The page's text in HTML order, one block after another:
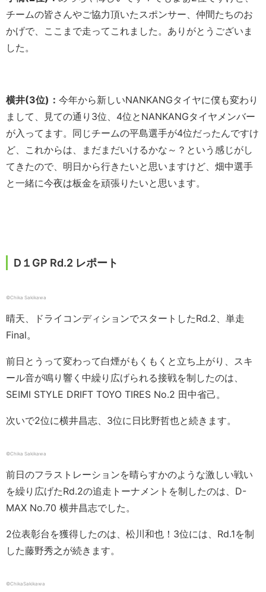
チームの皆さんやご協力頂いたスポンサー、仲間たちのお
かげで、ここまで走ってこれました。ありがとうございま
した。
横井(3位)： 今年から新しいNANKANGタイヤに僕も変わり
まして、見ての通り3位、4位とNANKANGタイヤメンバー
が入ってます。同じチームの平島選手が4位だったんですけ
ど、これからは、まだまだいけるかな～？という感じがし
てきたので、明日から行きたいと思いますけど、畑中選手
と一緒に今夜は板金を頑張りたいと思います。
D１GP Rd.2 レポート
©Chika Sakikawa
晴天、ドライコンディションでスタートしたRd.2、単走
Final。
前日とうって変わって白煙がもくもくと立ち上がり、スキ
ール音が鳴り響く中繰り広げられる接戦を制したのは、
SEIMI STYLE DRIFT TOYO TIRES No.2 田中省己。
次いで2位に横井昌志、3位に日比野哲也と続きます。
©Chika Sakikawa
前日のフラストレーションを晴らすかのような激しい戦い
を繰り広げたRd.2の追走トーナメントを制したのは、D-
MAX No.70 横井昌志でした。
2位表彰台を獲得したのは、松川和也！3位には、Rd.1を制
した藤野秀之が続きます。
©ChikaSakikawa